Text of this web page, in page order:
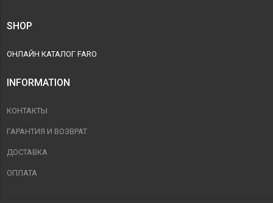
SHOP
ОНЛАЙН КАТАЛОГ FARO
INFORMATION
КОНТАКТЫ
ГАРАНТИЯ И ВОЗВРАТ
ДОСТАВКА
ОПЛАТА